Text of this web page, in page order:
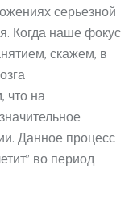
серьезной
Когда наше фокус
скажем, в
что на
Данное процесс
во период